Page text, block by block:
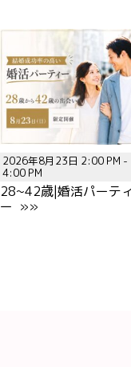
2026年8月23日 2:00 PM -
4:00 PM
28~42歳|婚活パーティ
ー »»